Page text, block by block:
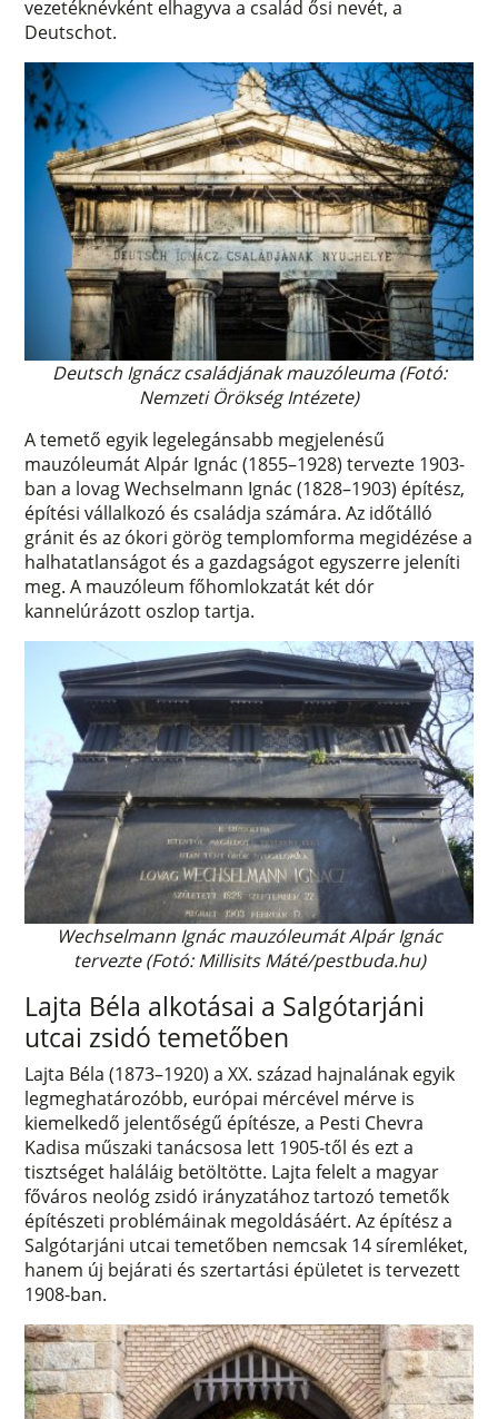
vezetéknévként elhagyva a család ősi nevét, a
Deutschot.
Deutsch Ignácz családjának mauzóleuma (Fotó:
Nemzeti Örökség Intézete)
A temető egyik legelegánsabb megjelenésű
mauzóleumát Alpár Ignác (1855–1928) tervezte 1903-
ban a lovag Wechselmann Ignác (1828–1903) építész,
építési vállalkozó és családja számára. Az időtálló
gránit és az ókori görög templomforma megidézése a
halhatatlanságot és a gazdagságot egyszerre jeleníti
meg. A mauzóleum főhomlokzatát két dór
kannelúrázott oszlop tartja.
Wechselmann Ignác mauzóleumát Alpár Ignác
tervezte (Fotó: Millisits Máté/pestbuda.hu)
Lajta Béla alkotásai a Salgótarjáni
utcai zsidó temetőben
Lajta Béla (1873–1920) a XX. század hajnalának egyik
legmeghatározóbb, európai mércével mérve is
kiemelkedő jelentőségű építésze, a Pesti Chevra
Kadisa műszaki tanácsosa lett 1905-től és ezt a
tisztséget haláláig betöltötte. Lajta felelt a magyar
főváros neológ zsidó irányzatához tartozó temetők
építészeti problémáinak megoldásáért. Az építész a
Salgótarjáni utcai temetőben nemcsak 14 síremléket,
hanem új bejárati és szertartási épületet is tervezett
1908-ban.